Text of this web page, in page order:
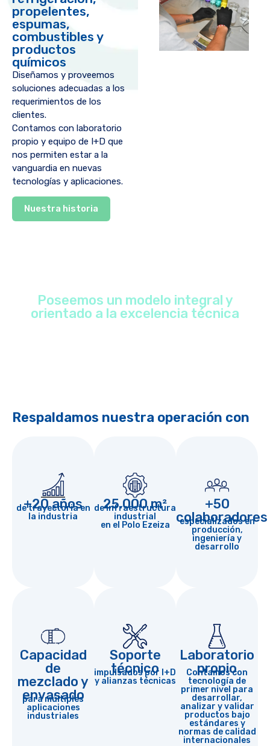
propelentes,
espumas,
combustibles y
productos
químicos
Diseñamos y proveemos
soluciones adecuadas a los
requerimientos de los
clientes.
Contamos con laboratorio
propio y equipo de I+D que
nos permiten estar a la
vanguardia en nuevas
tecnologías y aplicaciones.
Nuestra historia
Poseemos un modelo integral y
orientado a la excelencia técnica
Respaldamos nuestra operación con
+20 años
de trayectoria en
la industria
25.000 m²
de infraestructura
industrial
en el Polo Ezeiza
+50
colaboradores
especializados en
producción,
ingeniería y
desarrollo
Capacidad
de
mezclado y
envasado
para múltiples
aplicaciones
industriales
Soporte
técnico
impulsados por I+D
y alianzas técnicas
Laboratorio
propio
Contamos con
tecnología de
primer nivel para
desarrollar,
analizar y validar
productos bajo
estándares y
normas de calidad
internacionales